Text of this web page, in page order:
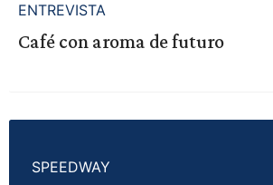
ENTREVISTA
Café con aroma de futuro
SPEEDWAY